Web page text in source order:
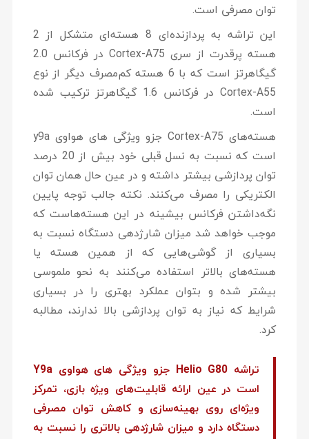
توان مصرفی است.
این تراشه به پردازنده‌ای 8 هسته‌ای متشکل از 2
هسته پرقدرت از سری Cortex-A75 در فرکانس 2.0
گیگاهرتز است که با 6 هسته کم‌مصرف دیگر از نوع
Cortex-A55 در فرکانس 1.6 گیگاهرتز ترکیب شده
است.
هسته‌های Cortex-A75 جزو ویژگی های هواوی y9a
است که نسبت به نسل قبلی خود بیش از 20 درصد
توان پردازشی بیشتر داشته و در عین حال همان توان
الکتریکی را مصرف می‌کنند. نکته جالب توجه پایین
نگه‌داشتن فرکانس بیشینه در این هسته‌هاست که
موجب خواهد شد میزان شارژدهی دستگاه نسبت به
بسیاری از گوشی‌هایی که از همین هسته یا
هسته‌های بالاتر استفاده می‌کنند به نحو ملموسی
بیشتر شده و بتوان عملکرد بهتری را در بسیاری
شرایط که نیاز به توان پردازشی بالا ندارند، مطالبه
کرد.
تراشه Helio G80 جزو ویژگی های هواوی Y9a
است در عین ارائه قابلیت‌های ویژه بازی، تمرکز
ویژه‌ای روی بهینه‌سازی و کاهش توان مصرفی
دستگاه دارد و میزان شارژدهی بالاتری را نسبت به